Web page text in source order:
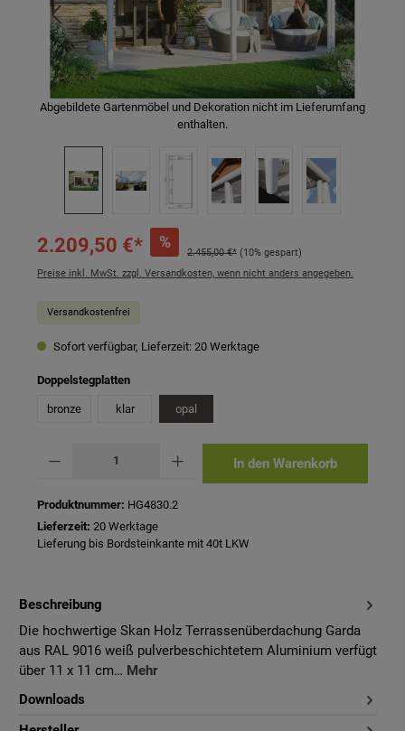
Abgebildete Gartenmöbel und Dekoration nicht im Lieferumfang
enthalten.
2.209,50 €* %
2.455,00 €* (10% gespart)
Preise inkl. MwSt. zzgl. Versandkosten, wenn nicht anders angegeben.
Versandkostenfrei
Sofort verfügbar, Lieferzeit: 20 Werktage
Doppelstegplattenauswählen
bronze klar opal
In den Warenkorb
Produktnummer: HG4830.2
Lieferzeit: 20 Werktage
Lieferung bis Bordsteinkante mit 40t LKW
Beschreibung
Die hochwertige Skan Holz Terrassenüberdachung Garda
aus RAL 9016 weiß pulverbeschichtetem Aluminium verfügt
über 11 x 11 cm… Mehr
Downloads